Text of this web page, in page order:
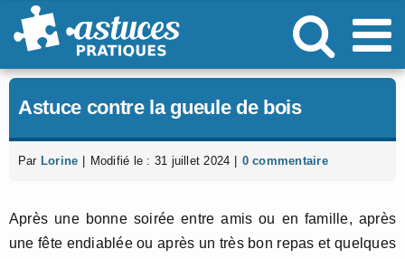
Passer
au
Astuce contre la gueule de bois
Par Lorine Modifié le : 31 juillet 2024 0 commentaire
Après une bonne soirée entre amis ou en famille, après
une fête endiablée ou après un très bon repas et quelques